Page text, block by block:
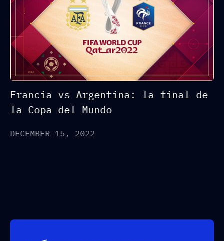
Francia vs Argentina: la final de
la Copa del Mundo
DECEMBER 15, 2022